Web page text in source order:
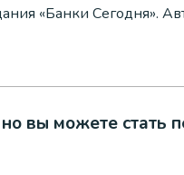
«Банки Сегодня».
вы можете стать